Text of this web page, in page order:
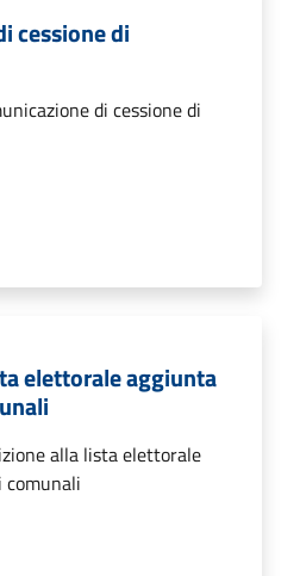
cessione di
di cessione di
elettorale aggiunta
alla lista elettorale
comunali